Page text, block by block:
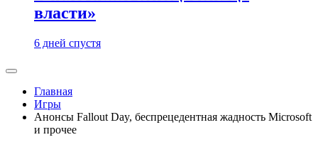
власти»
6 дней спустя
Главная
Игры
Анонсы Fallout Day, беспрецедентная жадность Microsoft
и прочее